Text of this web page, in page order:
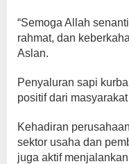
“Semoga Allah
rahmat, dan
Aslan.
Penyaluran sapi
positif dari
Kehadiran
sektor usaha dan
juga aktif